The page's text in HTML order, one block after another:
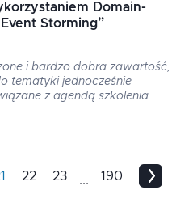
Domain-
Storming”
i bardzo dobra zawartość,
tematyki jednocześnie
z agendą szkolenia
22 23 ... 190